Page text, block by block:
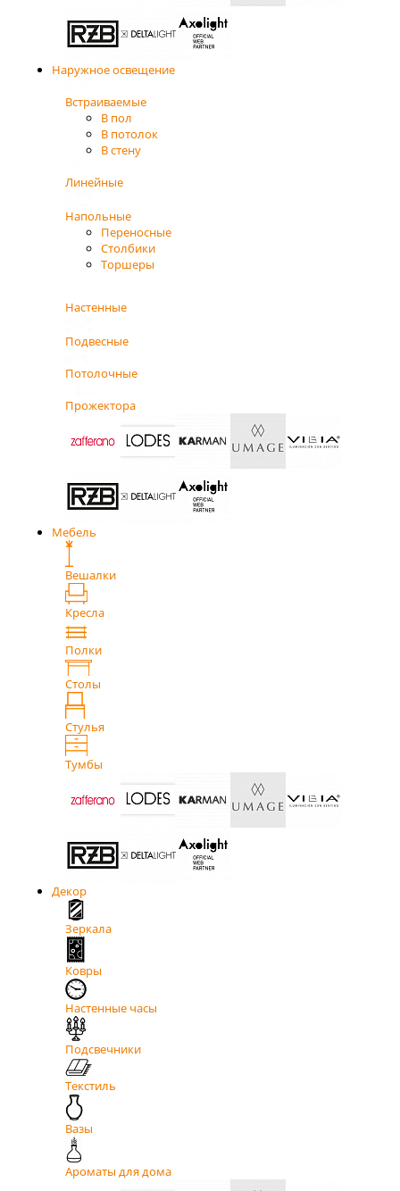
Наружное освещение
Встраиваемые
В пол
В потолок
В стену
Линейные
Напольные
Переносные
Столбики
Торшеры
Настенные
Подвесные
Потолочные
Прожектора
Мебель
Вешалки
Кресла
Полки
Столы
Стулья
Тумбы
Декор
Зеркала
Ковры
Настенные часы
Подсвечники
Текстиль
Вазы
Ароматы для дома